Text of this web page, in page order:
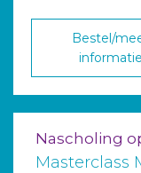
Bestel/
informatie
Nascholing
Masterclass